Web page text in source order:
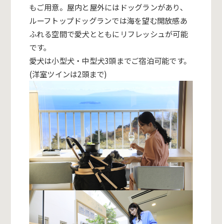
もご用意。屋内と屋外にはドッグランがあり、
ルーフトップドッグランでは海を望む開放感あ
ふれる空間で愛犬とともにリフレッシュが可能
です。
愛犬は小型犬・中型犬3頭までご宿泊可能です。
(洋室ツインは2頭まで)